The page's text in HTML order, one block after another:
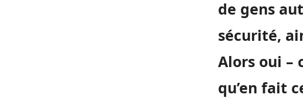
de gens
sécurité,
Alors oui –
qu’en fait